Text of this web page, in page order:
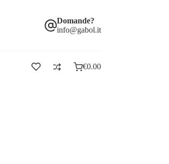
Domande?
info@gabol.it
€0.00